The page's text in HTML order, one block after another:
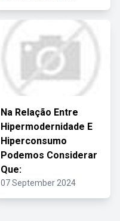
Na Relação Entre
Hipermodernidade E
Hiperconsumo
Podemos Considerar
Que:
07 September 2024